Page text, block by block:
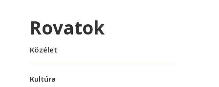
Rovatok
Közélet
Kultúra